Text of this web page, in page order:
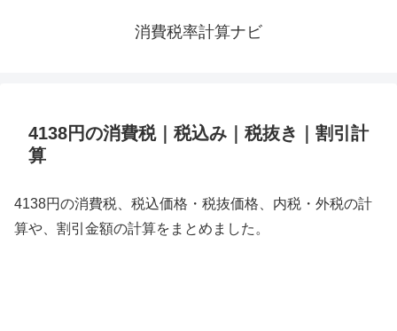
消費税率計算ナビ
4138円の消費税｜税込み｜税抜き｜割引計
算
4138円の消費税、税込価格・税抜価格、内税・外税の計
算や、割引金額の計算をまとめました。